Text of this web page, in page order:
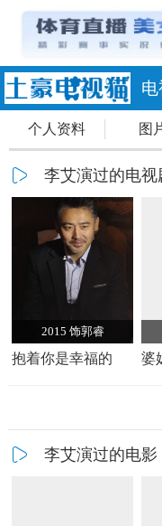
电
个人资料 图
李艾演过的电视
2015 饰郭睿
抱着你是幸福的 婆
李艾演过的电影